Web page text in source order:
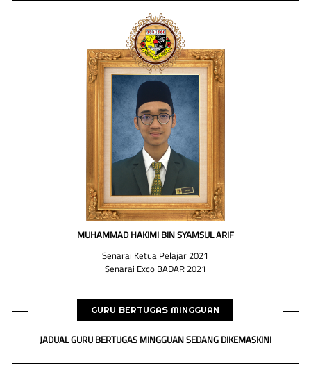
MUHAMMAD HAKIMI BIN SYAMSUL ARIF
Senarai Ketua Pelajar 2021
Senarai Exco BADAR 2021
GURU BERTUGAS MINGGUAN
JADUAL GURU BERTUGAS MINGGUAN SEDANG DIKEMASKINI